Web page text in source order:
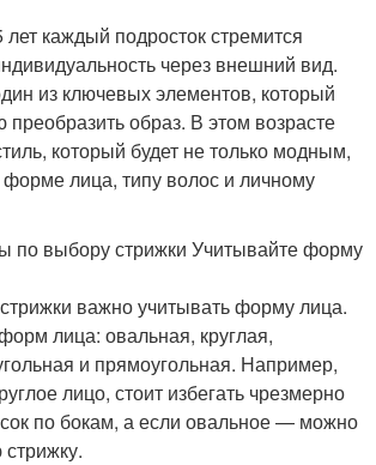
лет каждый подросток стремится
через внешний вид.
из ключевых элементов, который
преобразить образ. В этом возрасте
который будет не только модным,
форме лица, типу волос и личному
по выбору стрижки Учитывайте форму
важно учитывать форму лица.
лица: овальная, круглая,
и прямоугольная. Например,
лицо, стоит избегать чрезмерно
по бокам, а если овальное — можно